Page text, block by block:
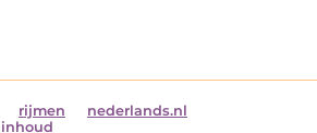
rijmen
nederlands.nl
inhoud